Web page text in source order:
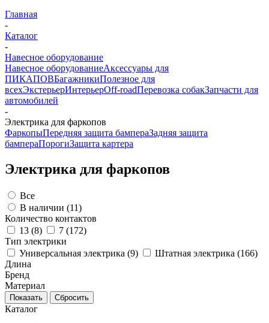
Главная
-
Каталог
-
Навесное оборудование
Навесное оборудованиеАксессуары для
ПИКАПОВБагажникиПолезное для
всехЭкстерьерИнтерьерOff-roadПеревозка собакЗапчасти для
автомобилей
-
Электрика для фаркопов
ФаркопыПередняя защита бампераЗадняя защита
бампераПорогиЗащита картера
Электрика для фаркопов
Все
В наличии (11)
Количество контактов
13 (8) 7 (172)
Тип электрики
Универсальная электрика (9) Штатная электрика (166)
Длина
Бренд
Материал
Каталог